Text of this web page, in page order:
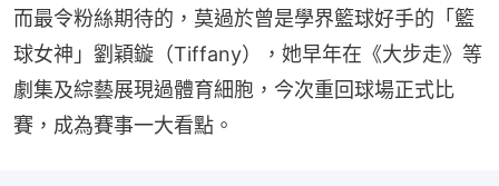
而最令粉絲期待的，莫過於曾是學界籃球好手的「籃
球女神」劉穎鏇（Tiffany），她早年在《大步走》等
劇集及綜藝展現過體育細胞，今次重回球場正式比
賽，成為賽事一大看點。